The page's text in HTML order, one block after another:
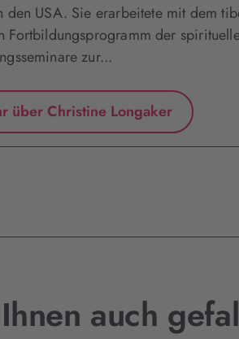
den USA. Sie erarbeitete mit dem
Fortbildungsprogramm der
zur...
über Christine Longaker
auch